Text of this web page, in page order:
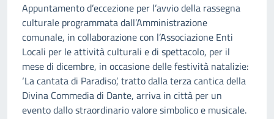
Appuntamento d’eccezione per l’avvio della rassegna
culturale programmata dall’Amministrazione
comunale, in collaborazione con l’Associazione Enti
Locali per le attività culturali e di spettacolo, per il
mese di dicembre, in occasione delle festività natalizie:
‘La cantata di Paradiso’, tratto dalla terza cantica della
Divina Commedia di Dante, arriva in città per un
evento dallo straordinario valore simbolico e musicale.